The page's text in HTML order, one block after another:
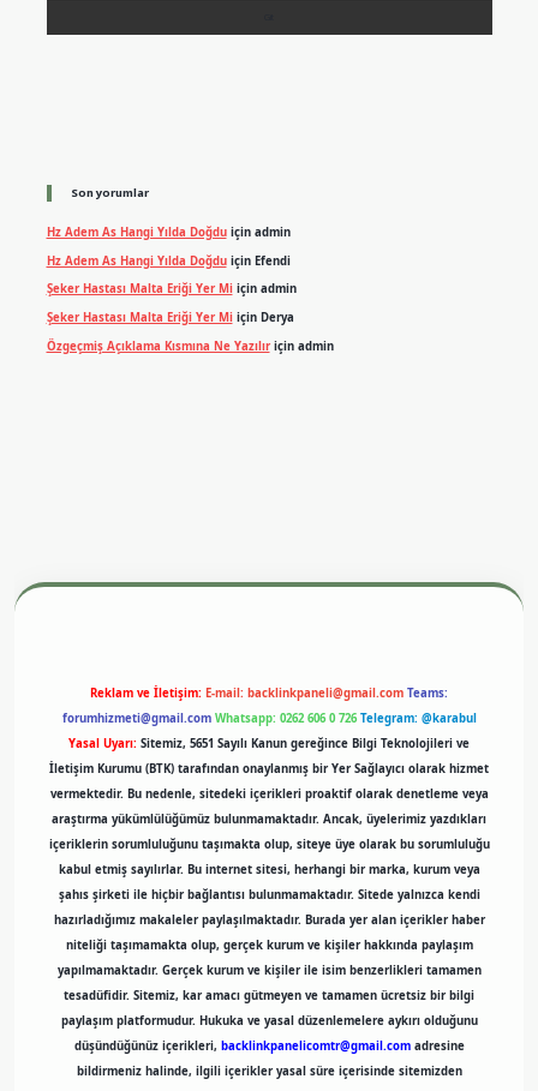
Son yorumlar
Hz Adem As Hangi Yılda Doğduiçin admin
Hz Adem As Hangi Yılda Doğduiçin Efendi
Şeker Hastası Malta Eriği Yer Miiçin admin
Şeker Hastası Malta Eriği Yer Miiçin Derya
Özgeçmiş Açıklama Kısmına Ne Yazılıriçin admin
Reklam ve İletişim: E-mail: backlinkpaneli@gmail.com Teams:
forumhizmeti@gmail.com Whatsapp: 0262 606 0 726 Telegram: @karabul
Yasal Uyarı: Sitemiz, 5651 Sayılı Kanun gereğince Bilgi Teknolojileri ve
İletişim Kurumu (BTK) tarafından onaylanmış bir Yer Sağlayıcı olarak hizmet
vermektedir. Bu nedenle, sitedeki içerikleri proaktif olarak denetleme veya
araştırma yükümlülüğümüz bulunmamaktadır. Ancak, üyelerimiz yazdıkları
içeriklerin sorumluluğunu taşımakta olup, siteye üye olarak bu sorumluluğu
kabul etmiş sayılırlar. Bu internet sitesi, herhangi bir marka, kurum veya
şahıs şirketi ile hiçbir bağlantısı bulunmamaktadır. Sitede yalnızca kendi
hazırladığımız makaleler paylaşılmaktadır. Burada yer alan içerikler haber
niteliği taşımamakta olup, gerçek kurum ve kişiler hakkında paylaşım
yapılmamaktadır. Gerçek kurum ve kişiler ile isim benzerlikleri tamamen
tesadüfidir. Sitemiz, kar amacı gütmeyen ve tamamen ücretsiz bir bilgi
paylaşım platformudur. Hukuka ve yasal düzenlemelere aykırı olduğunu
düşündüğünüz içerikleri, backlinkpanelicomtr@gmail.comadresine
bildirmeniz halinde, ilgili içerikler yasal süre içerisinde sitemizden